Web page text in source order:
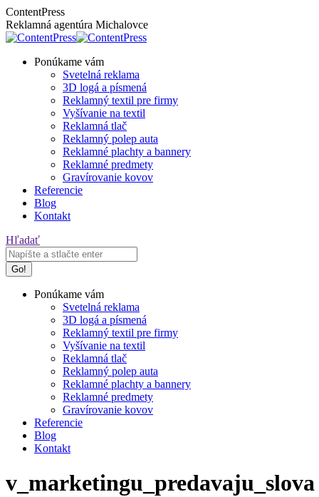
Skip
to
content
Facebook
page
opens
new
Instagram
page
opens
new
ContentPress
Reklamná agentúra Michalovce
Ponúkame vám
Svetelná reklama
3D logá a písmená
Reklamný textil pre firmy
Vyšívanie na textil
Reklamná tlač
Reklamný polep auta
Reklamné plachty a bannery
Reklamné predmety
Gravírovanie kovov
Referencie
Blog
Kontakt
Search:
Hľadať
Ponúkame vám
Svetelná reklama
3D logá a písmená
Reklamný textil pre firmy
Vyšívanie na textil
Reklamná tlač
Reklamný polep auta
Reklamné plachty a bannery
Reklamné predmety
Gravírovanie kovov
Referencie
Blog
Kontakt
v_marketingu_predavaju_slova